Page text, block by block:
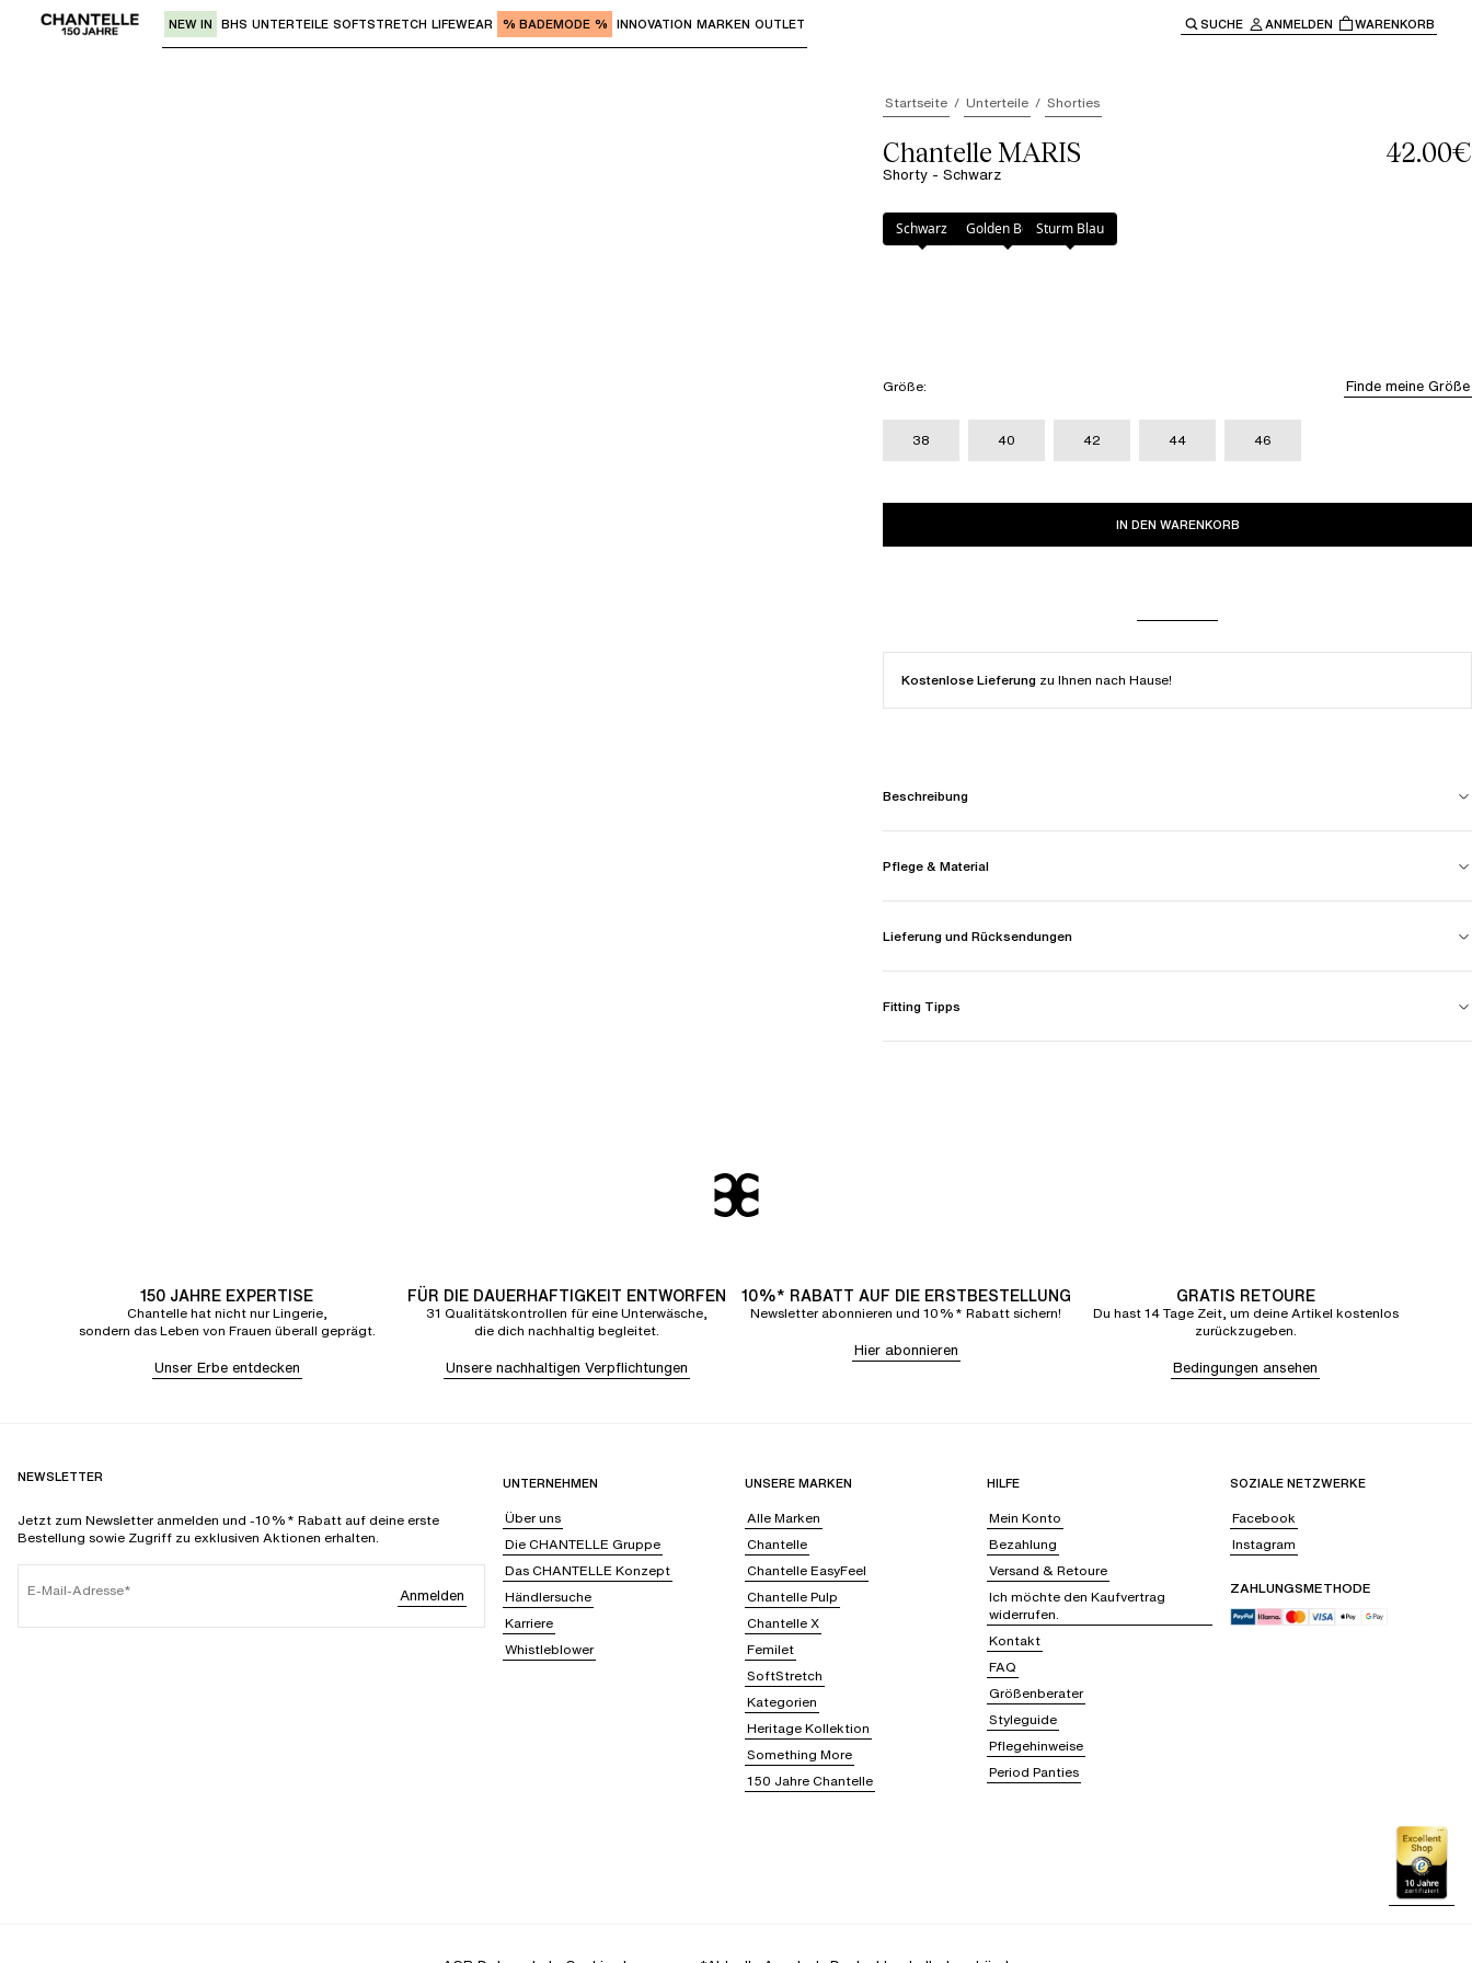
Verwende den "Pfeil nach unten" oder "Eingabe" zum Aufrufen der Untermenüs und "Pfeil nach oben" oder "Escape" um zur Hauptnavigation
NEW IN BHS UNTERTEILE SOFTSTRETCH LIFEWEAR % BADEMODE % INNOVATION MARKEN OUTLET SUCHE ANMELDEN WARENKORB
Startseite Unterteile Shorties
Chantelle MARIS
Shorty - Schwarz
42.00€
Farbe:Schwarz
Schwarz Golden BeigeSturm Blau
Größe: Finde meine Größe
38 40 42 44 46
IN DEN WARENKORB
Kostenlose Lieferung zu Ihnen nach Hause!
Beschreibung
Pflege & Material
Lieferung und Rücksendungen
Fitting Tipps
150 JAHRE EXPERTISE
Chantelle hat nicht nur Lingerie,
sondern das Leben von Frauen überall geprägt.
Unser Erbe entdecken
FÜR DIE DAUERHAFTIGKEIT ENTWORFEN
31 Qualitätskontrollen für eine Unterwäsche,
die dich nachhaltig begleitet.
Unsere nachhaltigen Verpflichtungen
10%* RABATT AUF DIE ERSTBESTELLUNG
Newsletter abonnieren und 10%* Rabatt sichern!
Hier abonnieren
GRATIS RETOURE
Du hast 14 Tage Zeit, um deine Artikel kostenlos
zurückzugeben.
Bedingungen ansehen
NEWSLETTER
Jetzt zum Newsletter anmelden und -10%* Rabatt auf deine erste
Bestellung sowie Zugriff zu exklusiven Aktionen erhalten.
E-Mail-Adresse Anmelden
UNTERNEHMEN
Über uns
Die CHANTELLE Gruppe
Das CHANTELLE Konzept
Händlersuche
Karriere
Whistleblower
UNSERE MARKEN
Alle Marken
Chantelle
Chantelle EasyFeel
Chantelle Pulp
Chantelle X
Femilet
SoftStretch
Kategorien
Heritage Kollektion
Something More
150 Jahre Chantelle
HILFE
Mein Konto
Bezahlung
Versand & Retoure
Ich möchte den Kaufvertrag
widerrufen.
Kontakt
FAQ
Größenberater
Styleguide
Pflegehinweise
Period Panties
SOZIALE NETZWERKE
Facebook
Instagram
ZAHLUNGSMETHODE